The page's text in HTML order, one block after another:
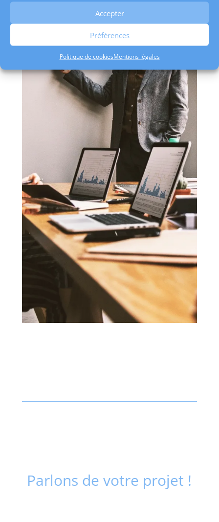
Accepter
Préférences
Politique de cookiesMentions légales
souplesse avec vos équipes et améliorer
aussi leurs capacités d’apprentissage.
Parlons de votre projet !